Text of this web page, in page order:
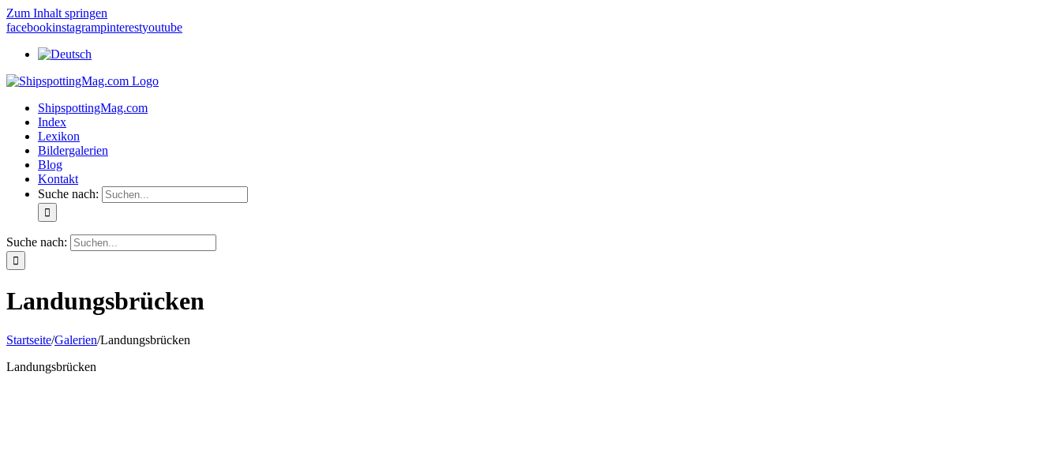
Zum Inhalt springen
facebookinstagrampinterestyoutube
ShipspottingMag.com
Index
Lexikon
Bildergalerien
Blog
Kontakt
Suche nach:
Suche nach:
Landungsbrücken
Startseite/Galerien/Landungsbrücken
Landungsbrücken